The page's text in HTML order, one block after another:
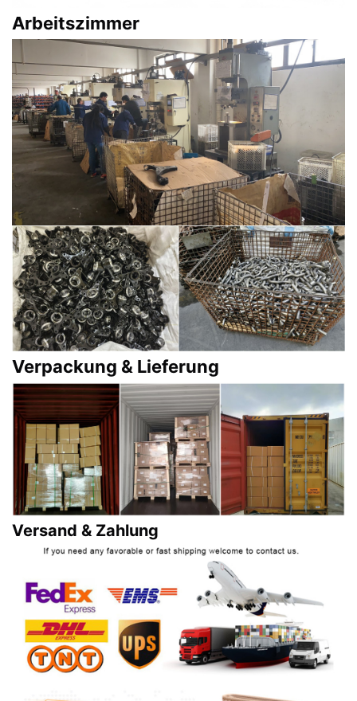
Arbeitszimmer
Verpackung & Lieferung
Versand & Zahlung